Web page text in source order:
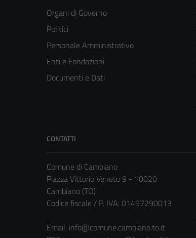
Organi di Governo
Politici
Personale Amministrativo
Enti e Fondazioni
Documenti e Dati
CONTATTI
Comune di Cambiano
Piazza Vittorio Veneto 9 - 10020
Cambiano (TO)
Codice fiscale / P. IVA: 01497290013
Email: info@comune.cambiano.to.it